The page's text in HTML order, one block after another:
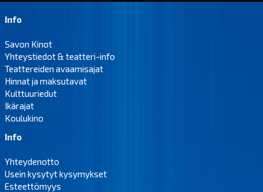
Info
Savon Kinot
Yhteystiedot & teatteri-info
Teattereiden avaamisajat
Hinnat ja maksutavat
Kulttuuriedut
Ikärajat
Koulukino
Info
Yhteydenotto
Usein kysytyt kysymykset
Esteettömyys